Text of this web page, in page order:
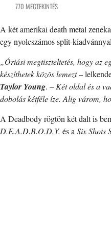
770 MEGTEKINTÉS
A két amerikai death metal
egy nyolcszámos split-
„Óriási megtiszteltetés, hogy az
készíthetek közös lemezt–
Taylor Young. – Két oldal és a
dobolás kétféle íze. Alig várom,
A Deadbody rögtön két dalt is
D.E.A.D.B.O.D.Y. és a Six Shots